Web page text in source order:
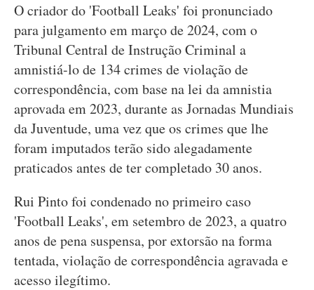
O criador do 'Football Leaks' foi pronunciado
para julgamento em março de 2024, com o
Tribunal Central de Instrução Criminal a
amnistiá-lo de 134 crimes de violação de
correspondência, com base na lei da amnistia
aprovada em 2023, durante as Jornadas Mundiais
da Juventude, uma vez que os crimes que lhe
foram imputados terão sido alegadamente
praticados antes de ter completado 30 anos.
Rui Pinto foi condenado no primeiro caso
'Football Leaks', em setembro de 2023, a quatro
anos de pena suspensa, por extorsão na forma
tentada, violação de correspondência agravada e
acesso ilegítimo.